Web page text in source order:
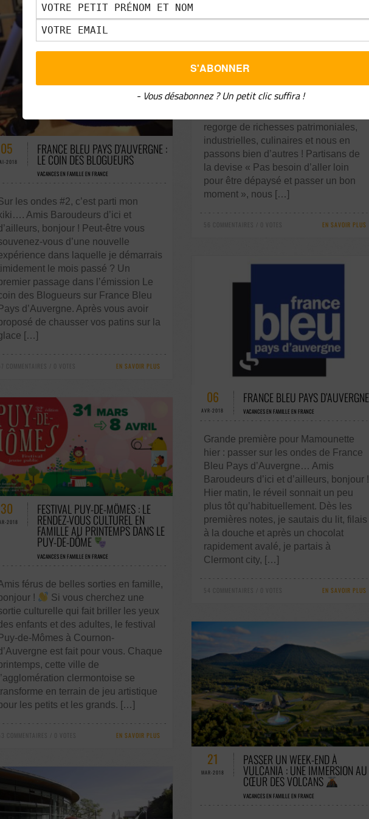
MAI-2018 MICHELIN
visite interactive et particulièrement
ludique au cœur de la capitale
auvergnate… Amis Baroudeurs d’ici et
regorge de richesses patrimoniales,
industrielles, culinaires et nous en
passons bien d’autres ! Partisans de
la devise « Pas besoin d’aller loin
pour être dépaysé et passer un bon
moment », nous […]
56 COMMENTAIRES / 0 VOTES EN SAVOIR PLUS
57 COMMENTAIRES / 0 VOTES
05
2018
FRANCE BLEU PAYS D’AUVERGNE :
LE COIN DES BLOGUEURS
VACANCES EN FAMILLE EN FRANCE
les ondes #2, c’est parti mon
kiki…. Amis Baroudeurs d’ici et
bonjour ! Peut-être vous
vous d’une nouvelle
dans laquelle je démarrais
le mois passé ? Un
passage dans l’émission Le
des Blogueurs sur France Bleu
Pays d’Auvergne. Après vous avoir
de chausser vos patins sur la
[…]
57 COMMENTAIRES / 0 VOTES EN SAVOIR PLUS
06
AVR-2018
FRANCE BLEU PAYS D’AUVERGNE
VACANCES EN FAMILLE EN FRANCE
Grande première pour Mamounette
hier : passer sur les ondes de France
Bleu Pays d’Auvergne… Amis
Baroudeurs d’ici et d’ailleurs, bonjour !
Hier matin, le réveil sonnait un peu
plus tôt qu’habituellement. Dès les
premières notes, je sautais du lit, filais
à la douche et après un chocolat
rapidement avalé, je partais à
Clermont city, […]
54 COMMENTAIRES / 0 VOTES EN SAVOIR PLUS
53 COMMENTAIRES / 0 VOTES
30
2018
FESTIVAL PUY-DE-MÔMES : LE
RENDEZ-VOUS CULTUREL EN
FAMILLE AU PRINTEMPS DANS LE
PUY-DE-DÔME
VACANCES EN FAMILLE EN FRANCE
férus de belles sorties en famille,
bonjour !
Si vous cherchez une
culturelle qui fait briller les yeux
enfants et des adultes, le festival
Puy-de-Mômes à Cournon-
est fait pour vous. Chaque
cette ville de
l’agglomération clermontoise se
en terrain de jeu artistique
les petits et les grands. […]
53 COMMENTAIRES / 0 VOTES EN SAVOIR PLUS 53 COMMENTAIRES / 0 VOTES
21
MAR-2018
PASSER UN WEEK-END À
VULCANIA : UNE IMMERSION AU
CŒUR DES VOLCANS
VACANCES EN FAMILLE EN FRANCE
- Vous désabonnez ? Un petit clic suffira !